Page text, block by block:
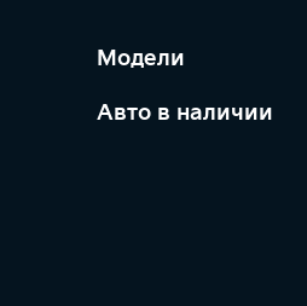
Модели
Авто в наличии